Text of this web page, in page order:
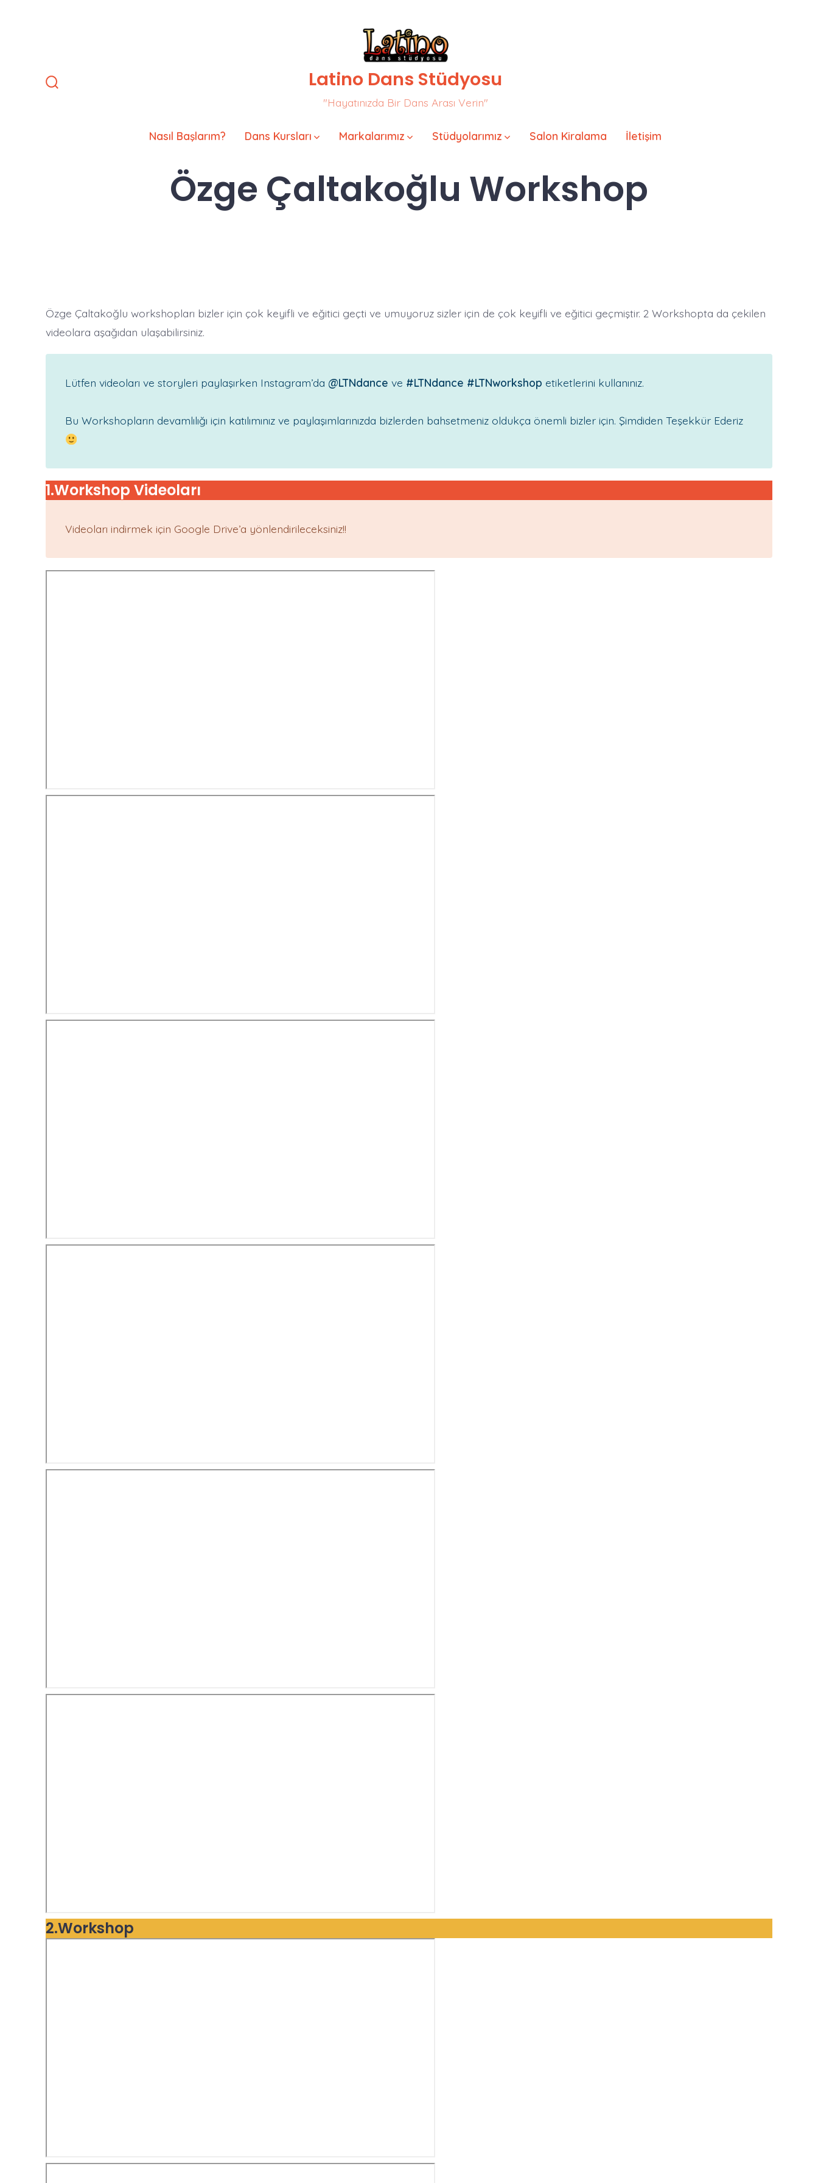
Latino Dans Stüdyosu
"Hayatınızda Bir Dans Arası Verin"
Nasıl Başlarım? Dans Kursları Markalarımız Stüdyolarımız Salon Kiralama İletişim
Özge Çaltakoğlu Workshop
Özge Çaltakoğlu workshopları bizler için çok keyifli ve eğitici geçti ve umuyoruz sizler için de çok keyifli ve eğitici geçmiştir. 2 Workshopta da çekilen
videolara aşağıdan ulaşabilirsiniz.
Lütfen videoları ve storyleri paylaşırken Instagram’da @LTNdance ve #LTNdance #LTNworkshop etiketlerini kullanınız.
Bu Workshopların devamlılığı için katılımınız ve paylaşımlarınızda bizlerden bahsetmeniz oldukça önemli bizler için. Şimdiden Teşekkür Ederiz
1.Workshop Videoları
Videoları indirmek için Google Drive’a yönlendirileceksiniz!!
2.Workshop